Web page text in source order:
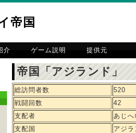
帝国
介 ゲーム説明 提供元
帝国「アジランド」
総訪問者数
520
戦闘回数
42
支配者
あじへ
支配国
アジ